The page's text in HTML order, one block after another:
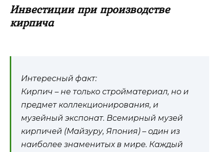
Инвестиции при производстве
кирпича
Интересный факт:
Кирпич – не только стройматериал, но и
предмет коллекционирования, и
музейный экспонат. Всемирный музей
кирпичей (Майзуру, Япония) – один из
наиболее знаменитых в мире. Каждый